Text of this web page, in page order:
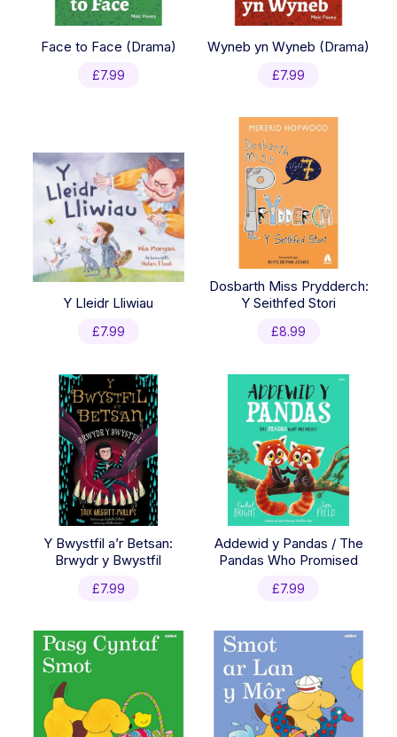
Face to Face (Drama)
£7.99
Wyneb yn Wyneb (Drama)
£7.99
Y Lleidr Lliwiau
£7.99
Dosbarth Miss Prydderch:
Y Seithfed Stori
£8.99
Y Bwystfil a’r Betsan:
Brwydr y Bwystfil
£7.99
Addewid y Pandas / The
Pandas Who Promised
£7.99